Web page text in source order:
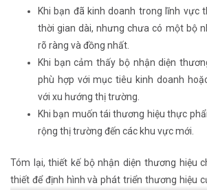
Khi bạn đã kinh doanh trong lĩnh vực
thời gian dài, nhưng chưa có một bộ
rõ ràng và đồng nhất.
Khi bạn cảm thấy bộ nhận diện
phù hợp với mục tiêu kinh doanh
với xu hướng thị trường.
Khi bạn muốn tái thương hiệu thực
rộng thị trường đến các khu vực mới.
Tóm lại, thiết kế bộ nhận diện thương hiệu
thiết để định hình và phát triển thương hiệu